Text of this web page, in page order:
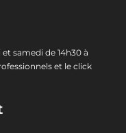
samedi de 14h30 à
et le click